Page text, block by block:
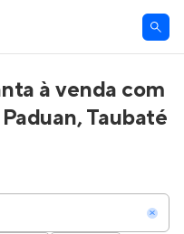
à venda com
Taubaté